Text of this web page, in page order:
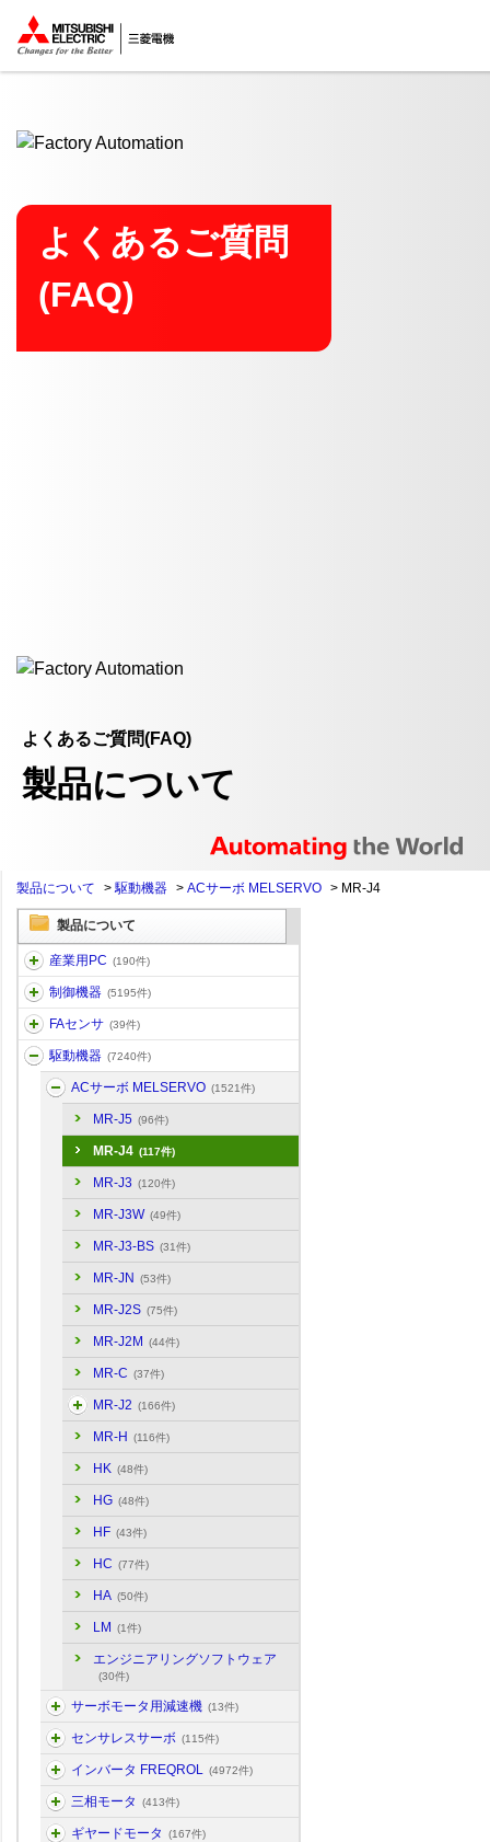
ここから本文
よくあるご質問
(FAQ)
よくあるご質問(FAQ)
製品について
製品について >駆動機器 > ACサーボ MELSERVO > MR-J4
製品について
産業用PC (190件)
制御機器 (5195件)
FAセンサ (39件)
駆動機器 (7240件)
ACサーボ MELSERVO (1521件)
MR-J5 (96件)
MR-J4 (117件)
MR-J3 (120件)
MR-J3W (49件)
MR-J3-BS (31件)
MR-JN (53件)
MR-J2S (75件)
MR-J2M (44件)
MR-C (37件)
MR-J2 (166件)
MR-H (116件)
HK (48件)
HG (48件)
HF (43件)
HC (77件)
HA (50件)
LM (1件)
エンジニアリングソフトウェア
(30件)
サーボモータ用減速機 (13件)
センサレスサーボ (115件)
インバータ FREQROL (4972件)
三相モータ (413件)
ギヤードモータ (167件)